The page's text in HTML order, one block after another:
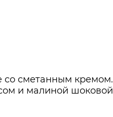
сметанным кремом.
и малиной шоковой